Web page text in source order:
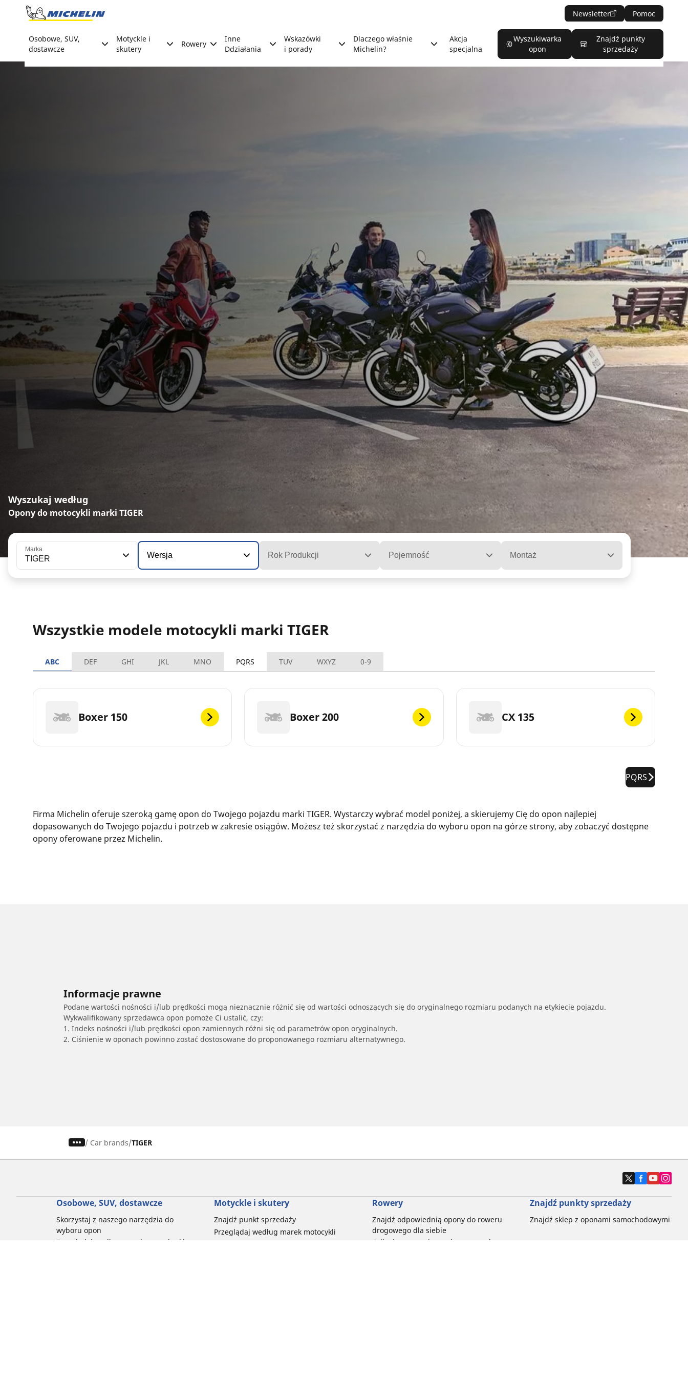
Go to page content
Newsletter Pomoc
Osobowe, SUV,
dostawcze
Motyckle i
skutery
Rowery
Inne
Ddziałania
Wskazówki
i porady
Dlaczego właśnie
Michelin?
Akcja
specjalna
Wyszukiwarka
opon
Znajdź punkty
sprzedaży
Wyszukaj według
Opony do motocykli marki TIGER
Marka
TIGER Wersja Rok Produkcji Pojemność Montaż
Wszystkie modele motocykli marki TIGER
ABC DEF GHI JKL MNO PQRS TUV WXYZ 0-9
Boxer 150 Boxer 200 CX 135
PQRS
Firma Michelin oferuje szeroką gamę opon do Twojego pojazdu marki TIGER. Wystarczy wybrać model poniżej, a skierujemy Cię do opon najlepiej
dopasowanych do Twojego pojazdu i potrzeb w zakresie osiągów. Możesz też skorzystać z narzędzia do wyboru opon na górze strony, aby zobaczyć dostępne
opony oferowane przez Michelin.
Informacje prawne
Podane wartości nośności i/lub prędkości mogą nieznacznie różnić się od wartości odnoszących się do oryginalnego rozmiaru podanych na etykiecie pojazdu.
Wykwalifikowany sprzedawca opon pomoże Ci ustalić, czy:
1. Indeks nośności i/lub prędkości opon zamiennych różni się od parametrów opon oryginalnych.
2. Ciśnienie w oponach powinno zostać dostosowane do proponowanego rozmiaru alternatywnego.
/ Car brands TIGER
Osobowe, SUV, dostawcze
Skorzystaj z naszego narzędzia do
wyboru opon
Przeglądaj według marek samochodów
Motyckle i skutery
Znajdź punkt sprzedaży
Przeglądaj według marek motocykli
Rowery
Znajdź odpowiednią opony do roweru
drogowego dla siebie
Odkryj nasze uniwersalne opony do
Znajdź punkty sprzedaży
Znajdź sklep z oponami samochodowymi